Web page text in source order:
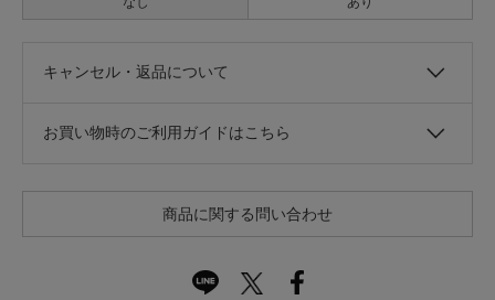
キャンセル・返品について
お買い物時のご利用ガイドはこちら
商品に関する問い合わせ